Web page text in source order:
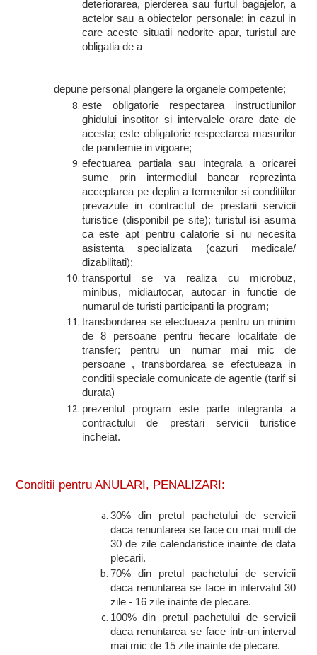
deteriorarea, pierderea sau furtul bagajelor, a
actelor sau a obiectelor personale; in cazul in
care aceste situatii nedorite apar, turistul are
obligatia de a
depune personal plangere la organele competente;
este obligatorie respectarea instructiunilor
ghidului insotitor si intervalele orare date de
acesta; este obligatorie respectarea masurilor
de pandemie in vigoare;
efectuarea partiala sau integrala a oricarei
sume prin intermediul bancar reprezinta
acceptarea pe deplin a termenilor si conditiilor
prevazute in contractul de prestarii servicii
turistice (disponibil pe site); turistul isi asuma
ca este apt pentru calatorie si nu necesita
asistenta specializata (cazuri medicale/
dizabilitati);
transportul se va realiza cu microbuz,
minibus, midiautocar, autocar in functie de
numarul de turisti participanti la program;
transbordarea se efectueaza pentru un minim
de 8 persoane pentru fiecare localitate de
transfer; pentru un numar mai mic de
persoane , transbordarea se efectueaza in
conditii speciale comunicate de agentie (tarif si
durata)
prezentul program este parte integranta a
contractului de prestari servicii turistice
incheiat.
Conditii pentru ANULARI, PENALIZARI:
30% din pretul pachetului de servicii
daca renuntarea se face cu mai mult de
30 de zile calendaristice inainte de data
plecarii.
70% din pretul pachetului de servicii
daca renuntarea se face in intervalul 30
zile - 16 zile inainte de plecare.
100% din pretul pachetului de servicii
daca renuntarea se face intr-un interval
mai mic de 15 zile inainte de plecare.